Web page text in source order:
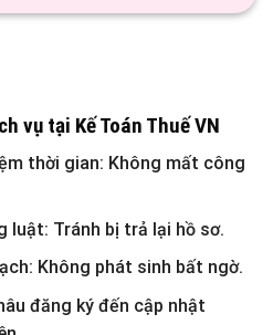
vụ tại Kế Toán Thuế VN
thời gian: Không mất công
luật: Tránh bị trả lại hồ sơ.
Không phát sinh bất ngờ.
đăng ký đến cập nhật